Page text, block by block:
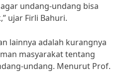
undang-undang bisa
ujar Firli Bahuri.
lainnya adalah kurangnya
masyarakat tentang
undang. Menurut Prof.